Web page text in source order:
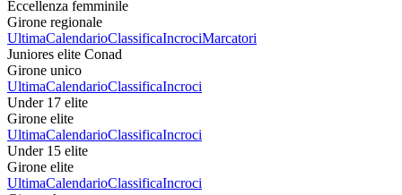
Eccellenza femminile
Girone regionale
UltimaCalendarioClassificaIncrociMarcatori
Juniores elite Conad
Girone unico
UltimaCalendarioClassificaIncroci
Under 17 elite
Girone elite
UltimaCalendarioClassificaIncroci
Under 15 elite
Girone elite
UltimaCalendarioClassificaIncroci